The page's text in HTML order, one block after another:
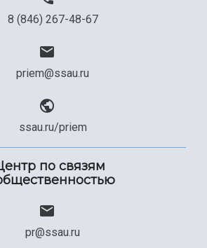
8 (846) 267-48-67
priem@ssau.ru
ssau.ru/priem
по связям
pr@ssau.ru